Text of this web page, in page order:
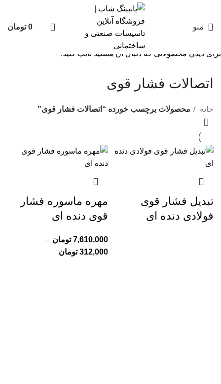
منو 0 تومان
اتصالات فشار قوی
خانه محصولات برچسب خورده “اتصالات فشار قوی”
تبدیل فشار قوی
فولادی دنده ای
مهره ماسوره فشار
قوی دنده ای
7,610,000 تومان –
312,000 تومان
برای دیدن محصولاتی که دنبال آن هستید تایپ کنید.